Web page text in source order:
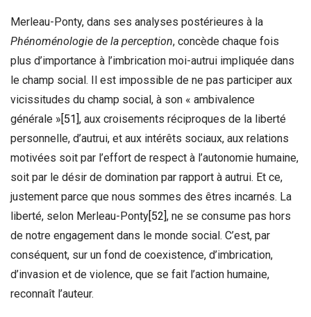
Merleau-Ponty, dans ses analyses postérieures à la
Phénoménologie de la perception, concède chaque fois
plus d’importance à l’imbrication moi-autrui impliquée dans
le champ social. Il est impossible de ne pas participer aux
vicissitudes du champ social, à son « ambivalence
générale »[51], aux croisements réciproques de la liberté
personnelle, d’autrui, et aux intérêts sociaux, aux relations
motivées soit par l’effort de respect à l’autonomie humaine,
soit par le désir de domination par rapport à autrui. Et ce,
justement parce que nous sommes des êtres incarnés. La
liberté, selon Merleau-Ponty[52], ne se consume pas hors
de notre engagement dans le monde social. C’est, par
conséquent, sur un fond de coexistence, d’imbrication,
d’invasion et de violence, que se fait l’action humaine,
reconnaît l’auteur.